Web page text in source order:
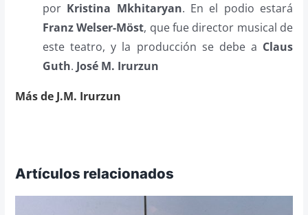
por Kristina Mkhitaryan. En el podio estará
Franz Welser-Möst, que fue director musical de
este teatro, y la producción se debe a Claus
Guth. José M. Irurzun
Más de J.M. Irurzun
Artículos relacionados